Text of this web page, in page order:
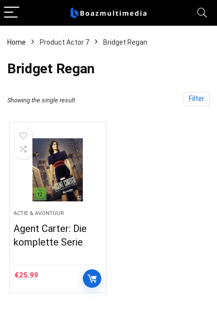
Home Product Actor 7 Bridget Regan
Bridget Regan
Filter
Showing the single result
ACTIE & AVONTUUR
Agent Carter: Die
komplette Serie
€25.99